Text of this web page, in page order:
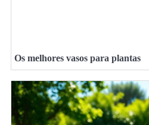
Os melhores vasos para plantas